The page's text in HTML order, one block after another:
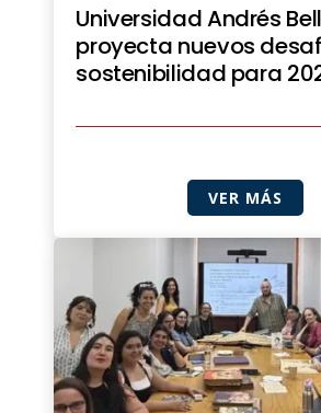
Universidad Andrés
proyecta nuevos
sostenibilidad para
VER MÁS